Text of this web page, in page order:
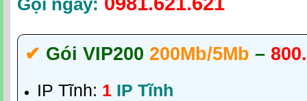
Gọi ngay:
✔‎ Gói VIP200 200Mb/5Mb –
IP Tĩnh: 1 IP Tĩnh